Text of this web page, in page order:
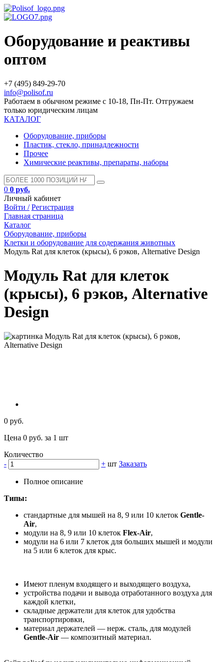
Оборудование и реактивы
оптом
+7 (495) 849-29-70
info@polisof.ru
Работаем в обычном режиме с 10-18, Пн-Пт. Отгружаем
только юридическим лицам
КАТАЛОГ
Оборудование, приборы
Пластик, стекло, принадлежности
Прочее
Химические реактивы, препараты, наборы
0 0 руб.
Личный кабинет
Войти / Регистрация
Главная страница
Каталог
Оборудование, приборы
Клетки и оборудование для содержания животных
Модуль Rat для клеток (крысы), 6 рэков, Alternative Design
Модуль Rat для клеток
(крысы), 6 рэков, Alternative
Design
0 руб.
Цена 0 руб. за 1 шт
Количество
-
+ шт Заказать
Полное описание
Типы:
стандартные для мышей на 8, 9 или 10 клеток Gentle-
Air,
модули на 8, 9 или 10 клеток Flex-Air,
модули на 6 или 7 клеток для больших мышей и модули
на 5 или 6 клеток для крыс.
Имеют пленум входящего и выходящего воздуха,
устройства подачи и вывода отработанного воздуха для
каждой клетки,
складные держатели для клеток для удобства
транспортировки,
материал держателей — нерж. сталь, для модулей
Gentle-Air — композитный материал.